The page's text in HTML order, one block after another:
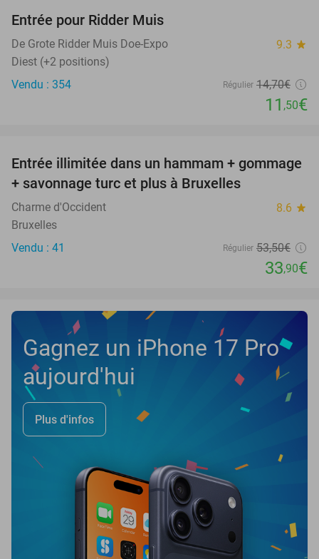
TODAY
Entrée pour Ridder Muis
De Grote Ridder Muis Doe-Expo 9.3 star
Diest (+2 positions)
Vendu : 354
Régulier 14,70€
11 ,50€
37%
Entrée illimitée dans un hammam + gommage
+ savonnage turc et plus à Bruxelles
Charme d'Occident 8.6 star
Bruxelles
Vendu : 41
Régulier 53,50€
33,90€
Gagnez un iPhone 17 Pro
aujourd'hui
Plus d'infos